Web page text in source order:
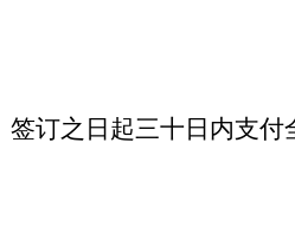
订之日起三十日内支付